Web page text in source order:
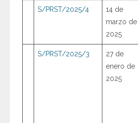
S/PRST/2025/4
14 de
marzo de
2025
S/PRST/2025/3
27 de
enero de
2025